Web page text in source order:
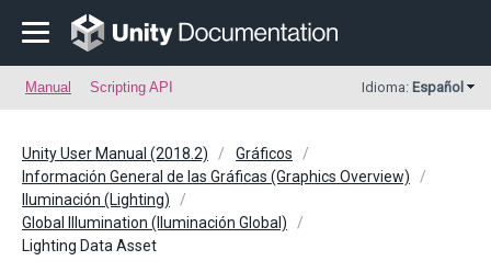
Manual Scripting API Idioma: Español
Unity User Manual (2018.2)
Gráficos
Información General de las Gráficas (Graphics Overview)
Iluminación (Lighting)
Global Illumination (Iluminación Global)
Lighting Data Asset